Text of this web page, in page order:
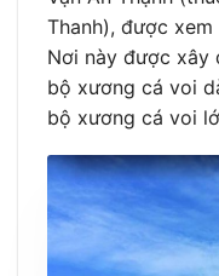
Thanh), được
Nơi này được xây
bộ xương cá voi
bộ xương cá voi